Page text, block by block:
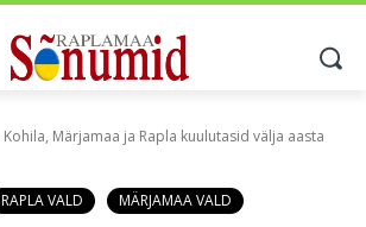
Kohila, Märjamaa ja Rapla kuulutasid välja aasta
RAPLA VALD
MÄRJAMAA VALD